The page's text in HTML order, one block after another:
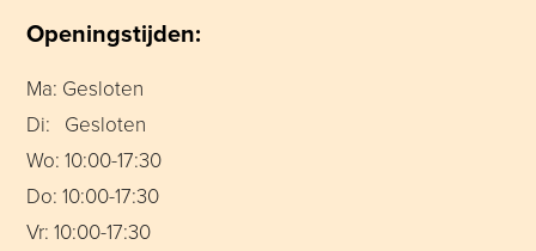
Openingstijden:
Ma: Gesloten
Di: Gesloten
Wo: 10:00-17:30
Do: 10:00-17:30
Vr: 10:00-17:30